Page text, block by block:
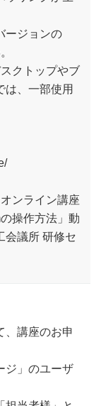
ージョンの
クトップやブ
は、一部使用
ンライン講座
操作方法」動
会議所 研修セ
、講座のお申
ジ」のユーザ